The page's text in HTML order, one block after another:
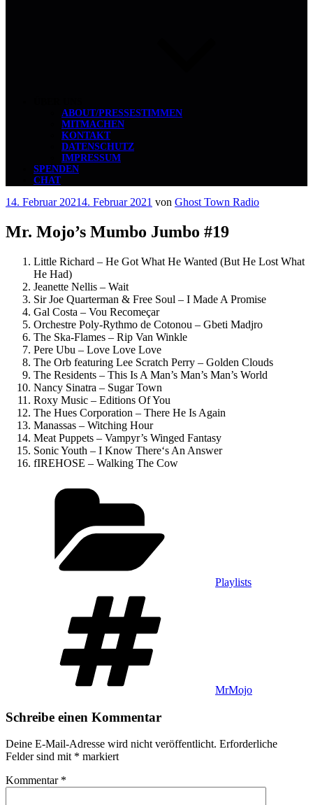
ABOUT/PRESSESTIMMEN
MITMACHEN
KONTAKT
DATENSCHUTZ
IMPRESSUM
SPENDEN
CHAT
Veröffentlicht
14. Februar 20214. Februar 2021 von Ghost Town Radio
Mr. Mojo’s Mumbo Jumbo #19
Little Richard – He Got What He Wanted (But He Lost What
He Had)
Jeanette Nellis – Wait
Sir Joe Quarterman & Free Soul – I Made A Promise
Gal Costa – Vou Recomeçar
Orchestre Poly-Rythmo de Cotonou – Gbeti Madjro
The Ska-Flames – Rip Van Winkle
Pere Ubu – Love Love Love
The Orb featuring Lee Scratch Perry – Golden Clouds
The Residents – This Is A Man’s Man’s Man’s World
Nancy Sinatra – Sugar Town
Roxy Music – Editions Of You
The Hues Corporation – There He Is Again
Manassas – Witching Hour
Meat Puppets – Vampyr’s Winged Fantasy
Sonic Youth – I Know There‘s An Answer
fIREHOSE – Walking The Cow
Playlists
MrMojo
Schreibe einen Kommentar
Deine E-Mail-Adresse wird nicht veröffentlicht. Erforderliche
Felder sind mit * markiert
Kommentar *